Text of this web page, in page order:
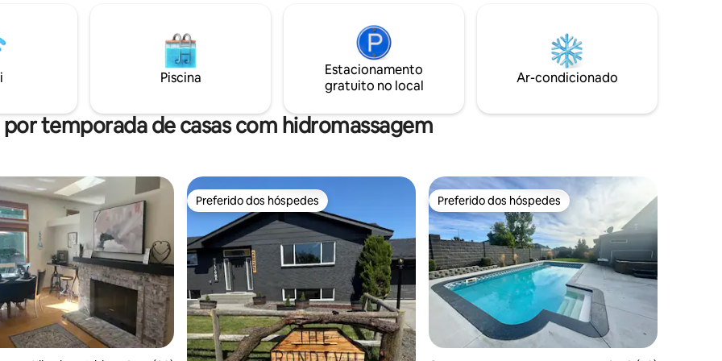
utensílios de jantar para
berço portátil/cadeira alta
mediante solicitação.
pátio confortáveis e churrasque a gás.
Recurso de cachoeira encantadora e
escadas suavemente iluminadas prontas
para criar memórias inesquecíveis!
dia de caminhadas, degustação de
Piscina
Estacionamento
gratuito no local
Ar-condicionado
temporada de casas com hidromassagem
Preferido dos hóspedes
Preferido dos hóspedes Preferido dos hóspedes
Preferido dos hóspedes